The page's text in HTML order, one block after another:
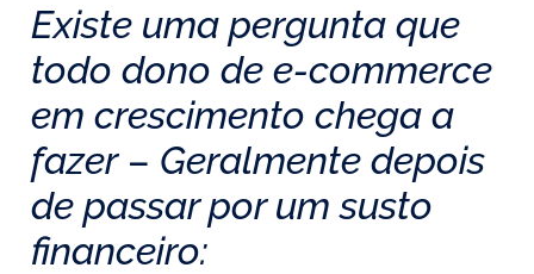
Existe uma pergunta que
todo dono de e-commerce
em crescimento chega a
fazer– Geralmente depois
de passar por um susto
financeiro: